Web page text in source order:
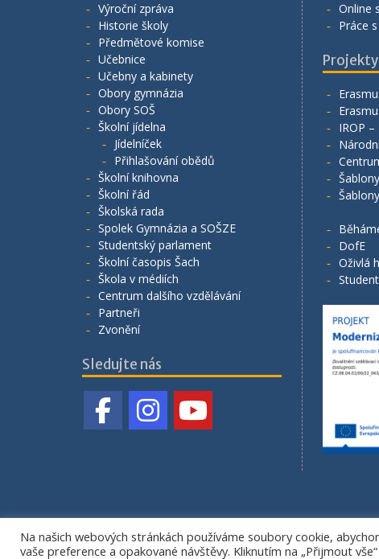
Výroční zpráva
Historie školy
Předmětové komise
Učebnice
Učebny a kabinety
Obory gymnázia
Obory SOŠ
Školní jídelna
Jídelníček
Přihlašování obědů
Školní knihovna
Školní řád
Školská rada
Spolek Gymnázia a SOŠZE
Studentský parlament
Školní časopis Šach
Škola v médiích
Centrum dalšího vzdělávání
Partneři
Zvonění
Sledujte nás
Online
Práce
Projekty
IROP
DofE
Oživlá
Na našich webových stránkách používáme soubory cookie,
vaše preference a opakované návštěvy. Kliknutím na „Přijmout